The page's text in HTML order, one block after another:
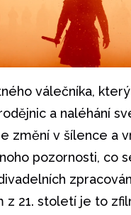
válečníka,
a naléhání
změní v šílence a
pozornosti, co
z 21. století je to